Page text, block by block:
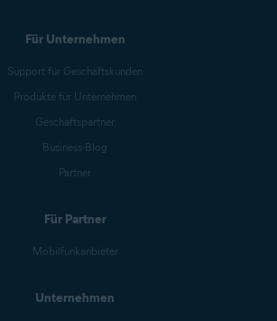
Für Unternehmen
Support für Geschäftskunden
Produkte für Unternehmen
Geschäftspartner
Business-Blog
Partner
Für Partner
Mobilfunkanbieter
Unternehmen